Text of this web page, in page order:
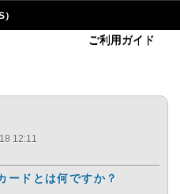
ご利用ガイド
12:11
ードとは何ですか？